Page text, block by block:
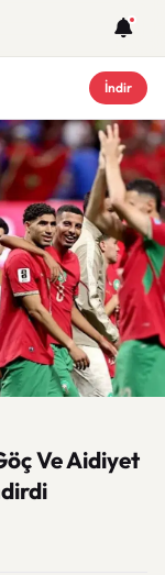
İndir
Ve Aidiyet